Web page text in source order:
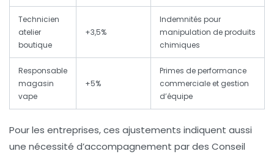
Technicien
atelier
boutique
+3,5%
Indemnités pour
manipulation de produits
chimiques
Responsable
magasin
vape
+5%
Primes de performance
commerciale et gestion
d’équipe
Pour les entreprises, ces ajustements indiquent aussi
une nécessité d’accompagnement par des Conseil